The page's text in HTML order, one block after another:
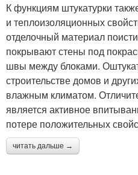
К функциям штукатурки
и теплоизоляционных
отделочный материал
покрывают стены под
швы между блоками.
строительстве домов и
влажным климатом.
является активное
потере положительных
читать дальше →